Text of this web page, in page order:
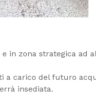
in zona strategica ad
a carico del futuro
insediata.